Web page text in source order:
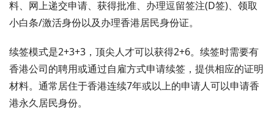
料、网上递交申请、获得批准、办理逗留签注(D签)、领取
小白条/激活身份以及办理香港居民身份证。
续签模式是2+3+3，顶尖人才可以获得2+6。续签时需要有
香港公司的聘用或通过自雇方式申请续签，提供相应的证明
材料。通常居住于香港连续7年或以上的申请人可以申请香
港永久居民身份。